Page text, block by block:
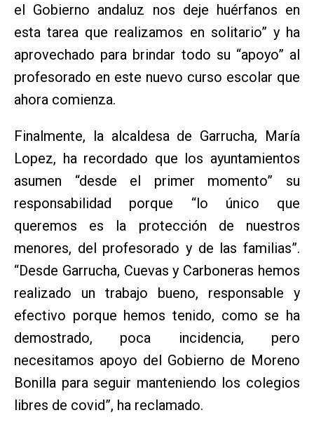
el Gobierno andaluz nos deje huérfanos en
esta tarea que realizamos en solitario” y ha
aprovechado para brindar todo su “apoyo” al
profesorado en este nuevo curso escolar que
ahora comienza.
Finalmente, la alcaldesa de Garrucha, María
Lopez, ha recordado que los ayuntamientos
asumen “desde el primer momento” su
responsabilidad porque “lo único que
queremos es la protección de nuestros
menores, del profesorado y de las familias”.
“Desde Garrucha, Cuevas y Carboneras hemos
realizado un trabajo bueno, responsable y
efectivo porque hemos tenido, como se ha
demostrado, poca incidencia, pero
necesitamos apoyo del Gobierno de Moreno
Bonilla para seguir manteniendo los colegios
libres de covid”, ha reclamado.